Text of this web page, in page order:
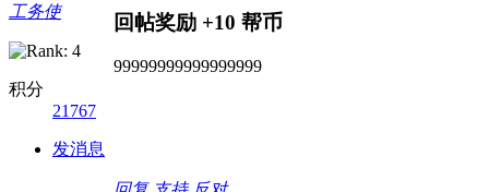
工务使
积分
21767
发消息
回帖奖励 +10 帮币
99999999999999999